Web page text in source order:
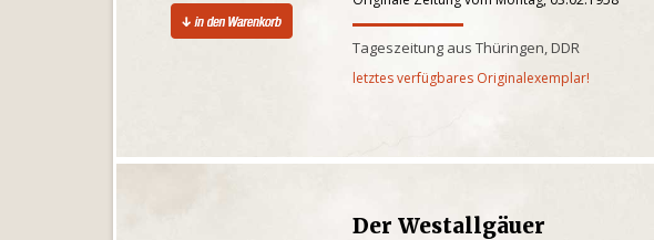
Tageszeitung aus Thüringen, DDR
letztes verfügbares Originalexemplar!
Der Westallgäuer